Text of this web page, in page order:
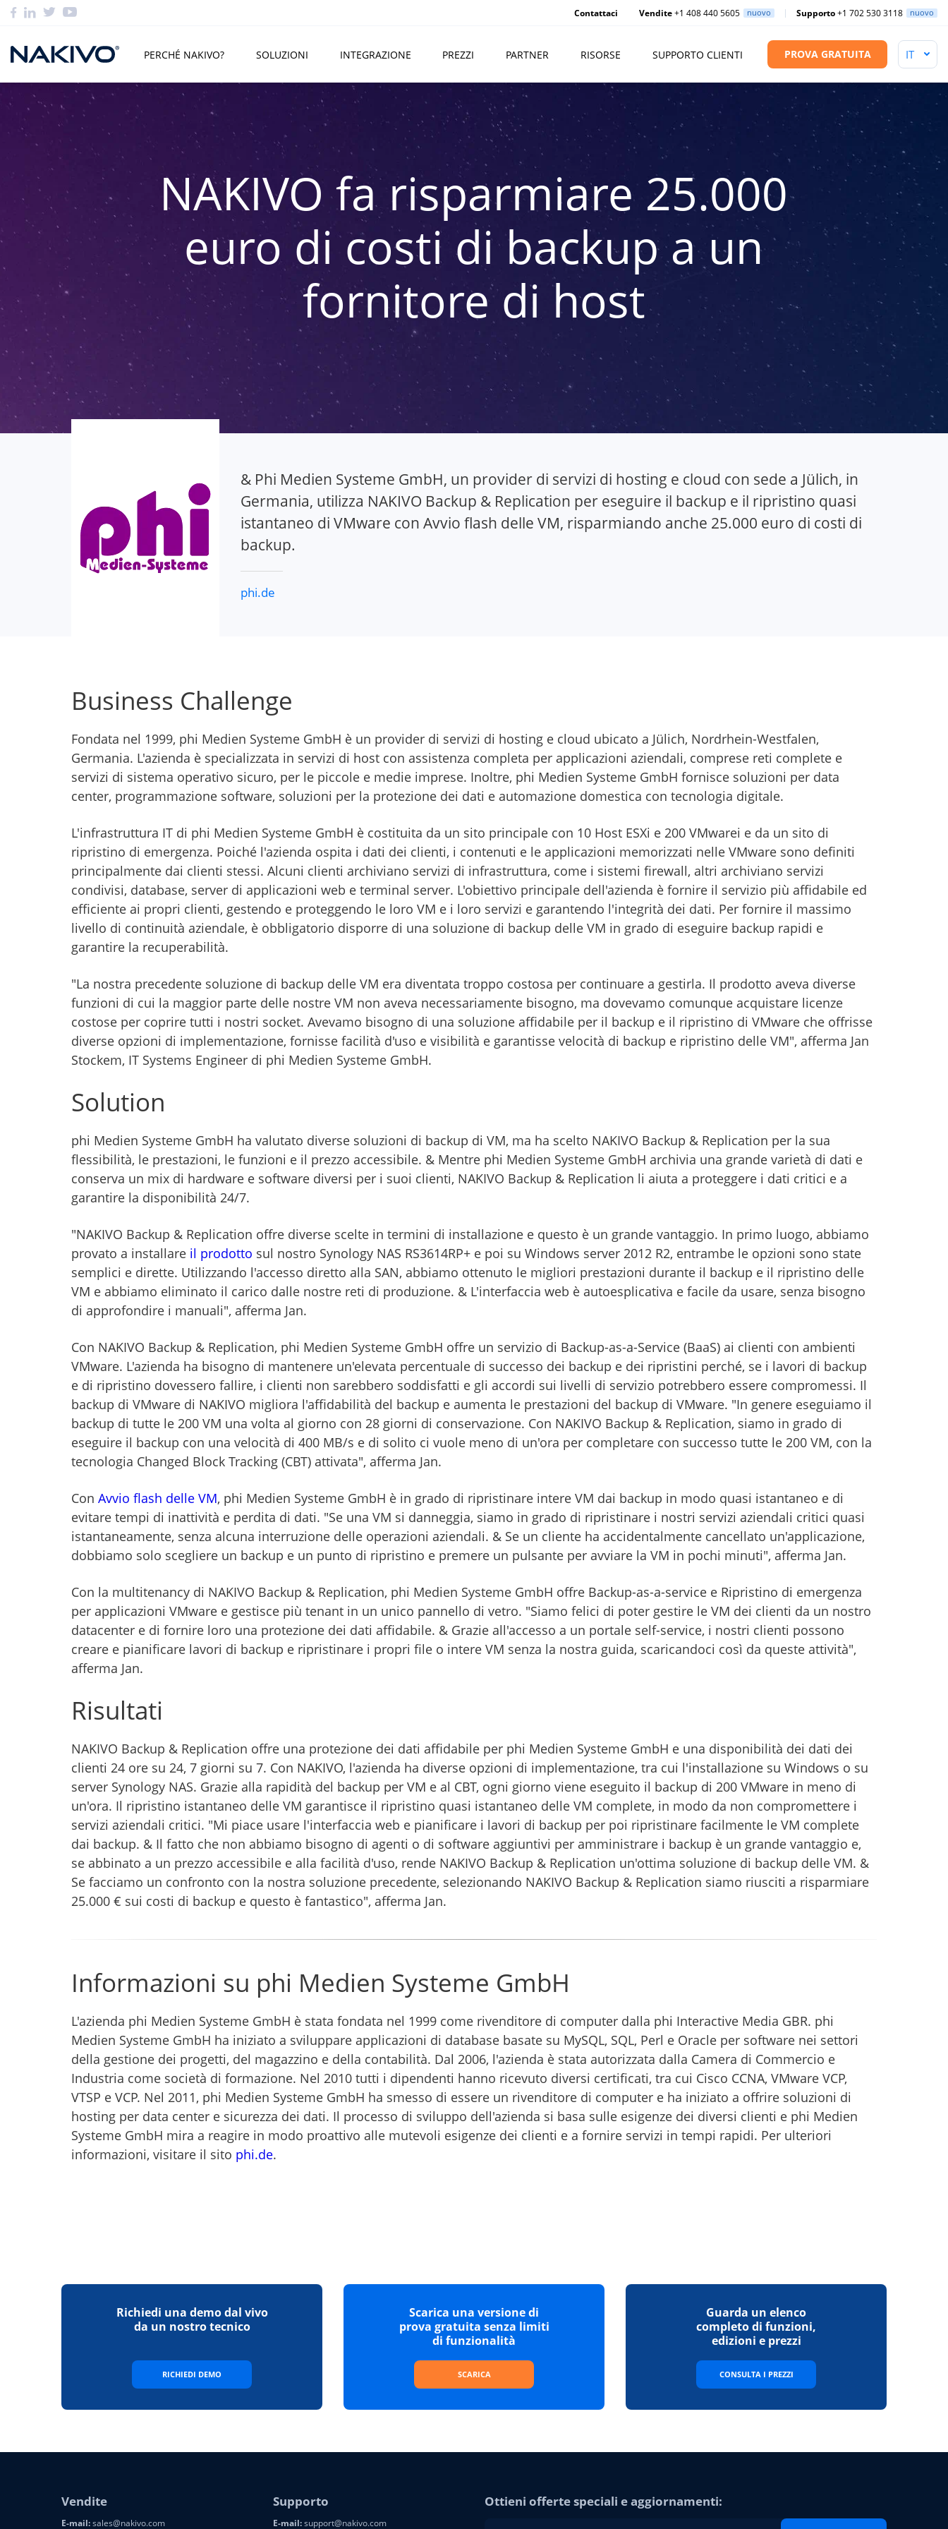
Contattaci Vendite+1 408 440 5605 nuovo Supporto+1 702 530 3118 nuovo
PERCHÉ NAKIVO? SOLUZIONI INTEGRAZIONE PREZZI PARTNER RISORSE SUPPORTO CLIENTI PROVA GRATUITA
NAKIVO fa risparmiare 25.000
euro di costi di backup a un
fornitore di host
& Phi Medien Systeme GmbH, un provider di servizi di hosting e cloud con sede a Jülich, in
Germania, utilizza NAKIVO Backup & Replication per eseguire il backup e il ripristino quasi
istantaneo di VMware con Avvio flash delle VM, risparmiando anche 25.000 euro di costi di
backup.
phi.de
Business Challenge
Fondata nel 1999, phi Medien Systeme GmbH è un provider di servizi di hosting e cloud ubicato a Jülich, Nordrhein-Westfalen,
Germania. L'azienda è specializzata in servizi di host con assistenza completa per applicazioni aziendali, comprese reti complete e
servizi di sistema operativo sicuro, per le piccole e medie imprese. Inoltre, phi Medien Systeme GmbH fornisce soluzioni per data
center, programmazione software, soluzioni per la protezione dei dati e automazione domestica con tecnologia digitale.
L'infrastruttura IT di phi Medien Systeme GmbH è costituita da un sito principale con 10 Host ESXi e 200 VMwarei e da un sito di
ripristino di emergenza. Poiché l'azienda ospita i dati dei clienti, i contenuti e le applicazioni memorizzati nelle VMware sono definiti
principalmente dai clienti stessi. Alcuni clienti archiviano servizi di infrastruttura, come i sistemi firewall, altri archiviano servizi
condivisi, database, server di applicazioni web e terminal server. L'obiettivo principale dell'azienda è fornire il servizio più affidabile ed
efficiente ai propri clienti, gestendo e proteggendo le loro VM e i loro servizi e garantendo l'integrità dei dati. Per fornire il massimo
livello di continuità aziendale, è obbligatorio disporre di una soluzione di backup delle VM in grado di eseguire backup rapidi e
garantire la recuperabilità.
"La nostra precedente soluzione di backup delle VM era diventata troppo costosa per continuare a gestirla. Il prodotto aveva diverse
funzioni di cui la maggior parte delle nostre VM non aveva necessariamente bisogno, ma dovevamo comunque acquistare licenze
costose per coprire tutti i nostri socket. Avevamo bisogno di una soluzione affidabile per il backup e il ripristino di VMware che offrisse
diverse opzioni di implementazione, fornisse facilità d'uso e visibilità e garantisse velocità di backup e ripristino delle VM", afferma Jan
Stockem, IT Systems Engineer di phi Medien Systeme GmbH.
Solution
phi Medien Systeme GmbH ha valutato diverse soluzioni di backup di VM, ma ha scelto NAKIVO Backup & Replication per la sua
flessibilità, le prestazioni, le funzioni e il prezzo accessibile. & Mentre phi Medien Systeme GmbH archivia una grande varietà di dati e
conserva un mix di hardware e software diversi per i suoi clienti, NAKIVO Backup & Replication li aiuta a proteggere i dati critici e a
garantire la disponibilità 24/7.
"NAKIVO Backup & Replication offre diverse scelte in termini di installazione e questo è un grande vantaggio. In primo luogo, abbiamo
provato a installare il prodotto sul nostro Synology NAS RS3614RP+ e poi su Windows server 2012 R2, entrambe le opzioni sono state
semplici e dirette. Utilizzando l'accesso diretto alla SAN, abbiamo ottenuto le migliori prestazioni durante il backup e il ripristino delle
VM e abbiamo eliminato il carico dalle nostre reti di produzione. & L'interfaccia web è autoesplicativa e facile da usare, senza bisogno
di approfondire i manuali", afferma Jan.
Con NAKIVO Backup & Replication, phi Medien Systeme GmbH offre un servizio di Backup-as-a-Service (BaaS) ai clienti con ambienti
VMware. L'azienda ha bisogno di mantenere un'elevata percentuale di successo dei backup e dei ripristini perché, se i lavori di backup
e di ripristino dovessero fallire, i clienti non sarebbero soddisfatti e gli accordi sui livelli di servizio potrebbero essere compromessi. Il
backup di VMware di NAKIVO migliora l'affidabilità del backup e aumenta le prestazioni del backup di VMware. "In genere eseguiamo il
backup di tutte le 200 VM una volta al giorno con 28 giorni di conservazione. Con NAKIVO Backup & Replication, siamo in grado di
eseguire il backup con una velocità di 400 MB/s e di solito ci vuole meno di un'ora per completare con successo tutte le 200 VM, con la
tecnologia Changed Block Tracking (CBT) attivata", afferma Jan.
Con Avvio flash delle VM, phi Medien Systeme GmbH è in grado di ripristinare intere VM dai backup in modo quasi istantaneo e di
evitare tempi di inattività e perdita di dati. "Se una VM si danneggia, siamo in grado di ripristinare i nostri servizi aziendali critici quasi
istantaneamente, senza alcuna interruzione delle operazioni aziendali. & Se un cliente ha accidentalmente cancellato un'applicazione,
dobbiamo solo scegliere un backup e un punto di ripristino e premere un pulsante per avviare la VM in pochi minuti", afferma Jan.
Con la multitenancy di NAKIVO Backup & Replication, phi Medien Systeme GmbH offre Backup-as-a-service e Ripristino di emergenza
per applicazioni VMware e gestisce più tenant in un unico pannello di vetro. "Siamo felici di poter gestire le VM dei clienti da un nostro
datacenter e di fornire loro una protezione dei dati affidabile. & Grazie all'accesso a un portale self-service, i nostri clienti possono
creare e pianificare lavori di backup e ripristinare i propri file o intere VM senza la nostra guida, scaricandoci così da queste attività",
afferma Jan.
Risultati
NAKIVO Backup & Replication offre una protezione dei dati affidabile per phi Medien Systeme GmbH e una disponibilità dei dati dei
clienti 24 ore su 24, 7 giorni su 7. Con NAKIVO, l'azienda ha diverse opzioni di implementazione, tra cui l'installazione su Windows o su
server Synology NAS. Grazie alla rapidità del backup per VM e al CBT, ogni giorno viene eseguito il backup di 200 VMware in meno di
un'ora. Il ripristino istantaneo delle VM garantisce il ripristino quasi istantaneo delle VM complete, in modo da non compromettere i
servizi aziendali critici. "Mi piace usare l'interfaccia web e pianificare i lavori di backup per poi ripristinare facilmente le VM complete
dai backup. & Il fatto che non abbiamo bisogno di agenti o di software aggiuntivi per amministrare i backup è un grande vantaggio e,
se abbinato a un prezzo accessibile e alla facilità d'uso, rende NAKIVO Backup & Replication un'ottima soluzione di backup delle VM. &
Se facciamo un confronto con la nostra soluzione precedente, selezionando NAKIVO Backup & Replication siamo riusciti a risparmiare
25.000 € sui costi di backup e questo è fantastico", afferma Jan.
Informazioni su phi Medien Systeme GmbH
L'azienda phi Medien Systeme GmbH è stata fondata nel 1999 come rivenditore di computer dalla phi Interactive Media GBR. phi
Medien Systeme GmbH ha iniziato a sviluppare applicazioni di database basate su MySQL, SQL, Perl e Oracle per software nei settori
della gestione dei progetti, del magazzino e della contabilità. Dal 2006, l'azienda è stata autorizzata dalla Camera di Commercio e
Industria come società di formazione. Nel 2010 tutti i dipendenti hanno ricevuto diversi certificati, tra cui Cisco CCNA, VMware VCP,
VTSP e VCP. Nel 2011, phi Medien Systeme GmbH ha smesso di essere un rivenditore di computer e ha iniziato a offrire soluzioni di
hosting per data center e sicurezza dei dati. Il processo di sviluppo dell'azienda si basa sulle esigenze dei diversi clienti e phi Medien
Systeme GmbH mira a reagire in modo proattivo alle mutevoli esigenze dei clienti e a fornire servizi in tempi rapidi. Per ulteriori
informazioni, visitare il sito phi.de.
Richiedi una demo dal vivo
da un nostro tecnico
RICHIEDI DEMO
Scarica una versione di
prova gratuita senza limiti
di funzionalità
SCARICA
Guarda un elenco
completo di funzioni,
edizioni e prezzi
CONSULTA I PREZZI
Vendite
E-mail:sales@nakivo.com
Supporto
E-mail:support@nakivo.com
Ottieni offerte speciali e aggiornamenti: